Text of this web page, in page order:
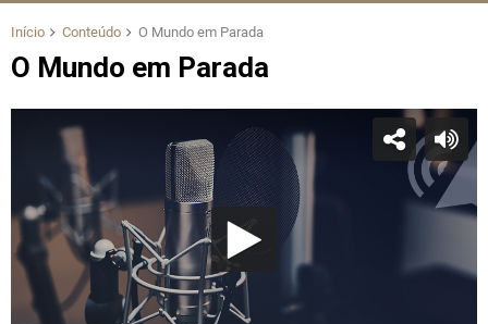
Início Conteúdo O Mundo em Parada
O Mundo em Parada